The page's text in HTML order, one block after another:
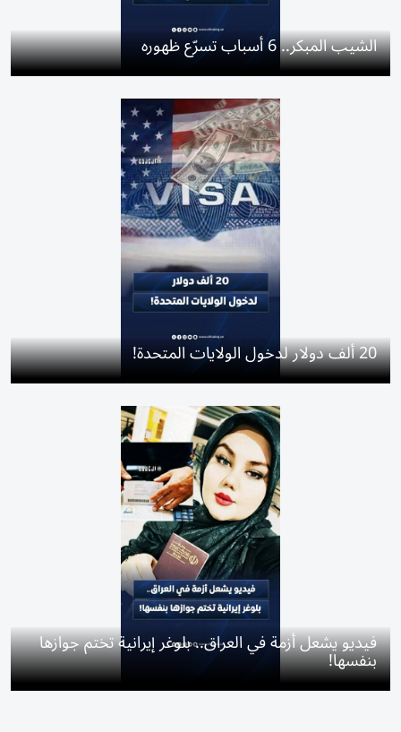
الشيب المبكر.. 6 أسباب تسرّع ظهوره
20 ألف دولار لدخول الولايات المتحدة!
فيديو يشعل أزمة في العراق.. بلوغر إيرانية تختم جوازها
بنفسها!